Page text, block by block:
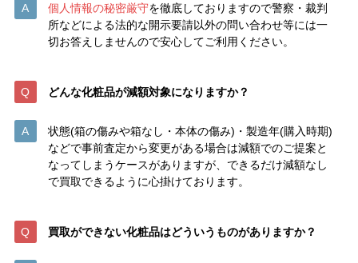
個人情報の秘密厳守を徹底しておりますので警察・裁判
所などによる法的な開示要請以外の問い合わせ等には一
切お答えしませんので安心してご利用ください。
どんな化粧品が減額対象になりますか？
状態(箱の傷みや箱なし・本体の傷み)・製造年(購入時期)
などで事前査定から変更がある場合は減額でのご提案と
なってしまうケースがありますが、できるだけ減額なし
で買取できるように心掛けております。
買取ができない化粧品はどういうものがありますか？